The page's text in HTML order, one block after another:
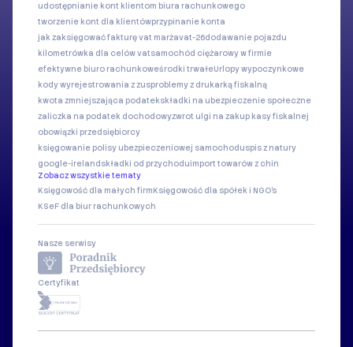
udostępnianie kont klientom biura rachunkowego
tworzenie kont dla klientówprzypinanie konta
jak zaksięgować fakturę vat marżavat-26dodawanie pojazdu
kilometrówka dla celów vatsamochód ciężarowy w firmie
efektywne biuro rachunkoweśrodki trwałeUrlopy wypoczynkowe
kody wyrejestrowania z zusproblemy z drukarką fiskalną
kwota zmniejszająca podatekskładki na ubezpieczenie społeczne
zaliczka na podatek dochodowyzwrot ulgi na zakup kasy fiskalnej
obowiązki przedsiębiorcy
księgowanie polisy ubezpieczeniowej samochoduspis z natury
google-ireland składki od przychoduimport towarów z chin
Zobacz wszystkie tematy
Księgowość dla małych firmKsięgowość dla spółek i NGO's
KSeF dla biur rachunkowych
Nasze serwisy
Certyfikat